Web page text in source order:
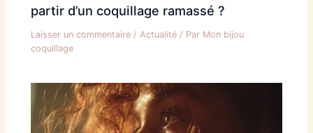
partir d’un coquillage ramassé ?
Laisser un commentaire / Actualité / Par Mon bijou
coquillage